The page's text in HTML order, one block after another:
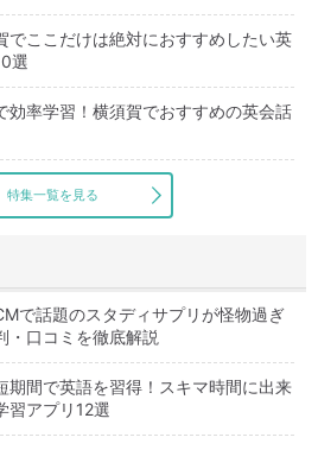
でここだけは絶対におすすめしたい英
選
効率学習！横須賀でおすすめの英会話
特集一覧を見る
で話題のスタディサプリが怪物過ぎ
・口コミを徹底解説
期間で英語を習得！スキマ時間に出来
習アプリ12選